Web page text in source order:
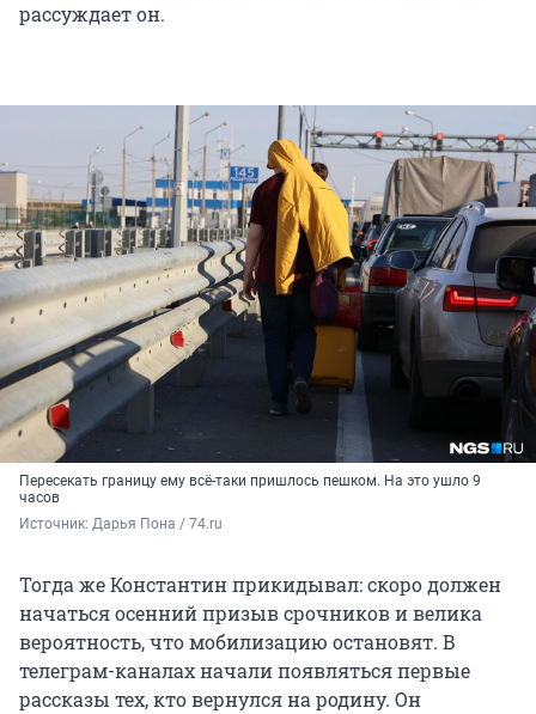
рассуждает он.
Пересекать границу ему всё-таки пришлось пешком. На это ушло 9
часов
Источник: Дарья Пона / 74.ru
Тогда же Константин прикидывал: скоро должен
начаться осенний призыв срочников и велика
вероятность, что мобилизацию остановят. В
телеграм-каналах начали появляться первые
рассказы тех, кто вернулся на родину. Он